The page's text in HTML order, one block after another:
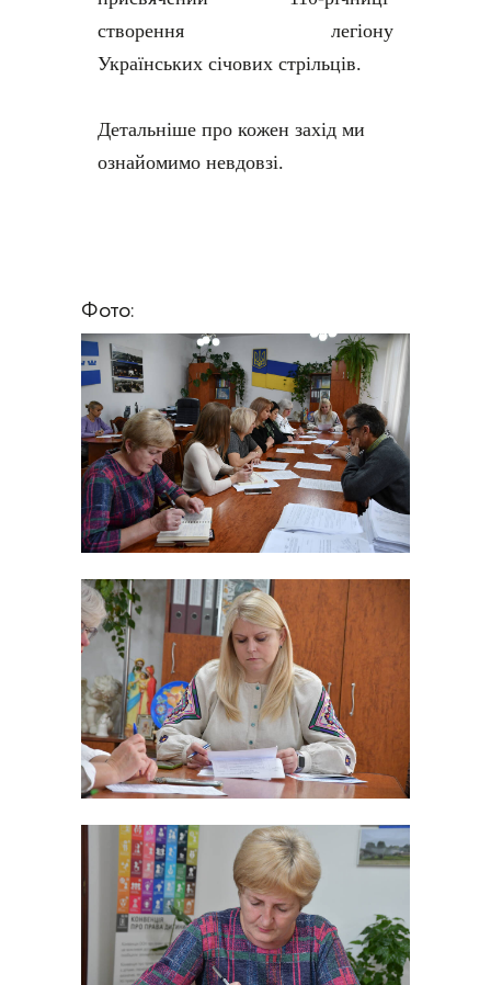
створення легіону
Українських січових стрільців.
Детальніше про кожен захід ми
ознайомимо невдовзі.
Фото: